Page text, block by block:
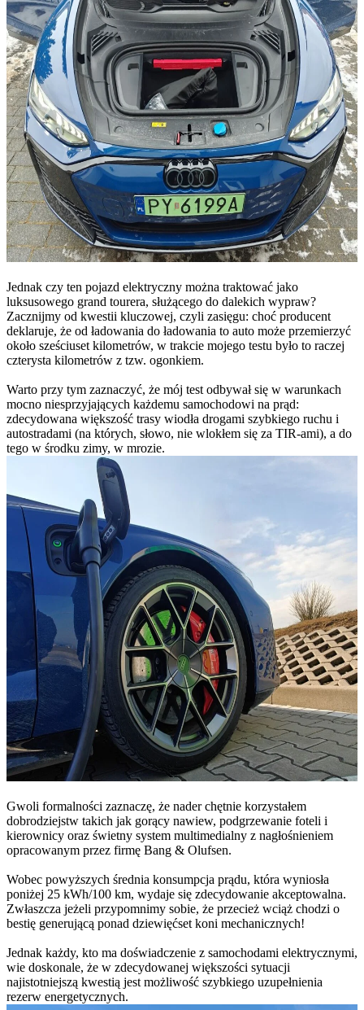
Jednak czy ten pojazd elektryczny można traktować jako
luksusowego grand tourera, służącego do dalekich wypraw?
Zacznijmy od kwestii kluczowej, czyli zasięgu: choć producent
deklaruje, że od ładowania do ładowania to auto może przemierzyć
około sześciuset kilometrów, w trakcie mojego testu było to raczej
czterysta kilometrów z tzw. ogonkiem.
Warto przy tym zaznaczyć, że mój test odbywał się w warunkach
mocno niesprzyjających każdemu samochodowi na prąd:
zdecydowana większość trasy wiodła drogami szybkiego ruchu i
autostradami (na których, słowo, nie wlokłem się za TIR-ami), a do
tego w środku zimy, w mrozie.
Gwoli formalności zaznaczę, że nader chętnie korzystałem
dobrodziejstw takich jak gorący nawiew, podgrzewanie foteli i
kierownicy oraz świetny system multimedialny z nagłośnieniem
opracowanym przez firmę Bang & Olufsen.
Wobec powyższych średnia konsumpcja prądu, która wyniosła
poniżej 25 kWh/100 km, wydaje się zdecydowanie akceptowalna.
Zwłaszcza jeżeli przypomnimy sobie, że przecież wciąż chodzi o
bestię generującą ponad dziewięćset koni mechanicznych!
Jednak każdy, kto ma doświadczenie z samochodami elektrycznymi,
wie doskonale, że w zdecydowanej większości sytuacji
najistotniejszą kwestią jest możliwość szybkiego uzupełnienia
rezerw energetycznych.